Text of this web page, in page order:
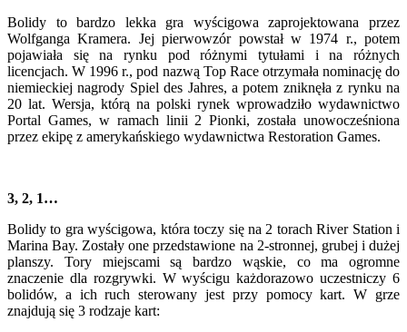
Bolidy to bardzo lekka gra wyścigowa zaprojektowana przez
Wolfganga Kramera. Jej pierwowzór powstał w 1974 r., potem
pojawiała się na rynku pod różnymi tytułami i na różnych
licencjach. W 1996 r., pod nazwą Top Race otrzymała nominację do
niemieckiej nagrody Spiel des Jahres, a potem zniknęła z rynku na
20 lat. Wersja, którą na polski rynek wprowadziło wydawnictwo
Portal Games, w ramach linii 2 Pionki, została unowocześniona
przez ekipę z amerykańskiego wydawnictwa Restoration Games.
3, 2, 1…
Bolidy to gra wyścigowa, która toczy się na 2 torach River Station i
Marina Bay. Zostały one przedstawione na 2-stronnej, grubej i dużej
planszy. Tory miejscami są bardzo wąskie, co ma ogromne
znaczenie dla rozgrywki. W wyścigu każdorazowo uczestniczy 6
bolidów, a ich ruch sterowany jest przy pomocy kart. W grze
znajdują się 3 rodzaje kart: